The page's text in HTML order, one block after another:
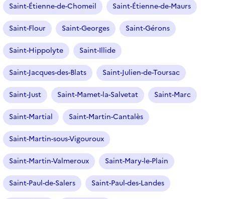
Saint-Étienne-de-Chomeil Saint-Étienne-de-Maurs
Saint-Flour Saint-Georges Saint-Gérons
Saint-Hippolyte Saint-Illide
Saint-Jacques-des-Blats Saint-Julien-de-Toursac
Saint-Just Saint-Mamet-la-Salvetat Saint-Marc
Saint-Martial Saint-Martin-Cantalès
Saint-Martin-sous-Vigouroux
Saint-Martin-Valmeroux Saint-Mary-le-Plain
Saint-Paul-de-Salers Saint-Paul-des-Landes